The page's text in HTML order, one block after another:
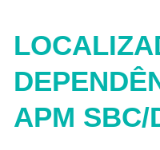
APM SBC/